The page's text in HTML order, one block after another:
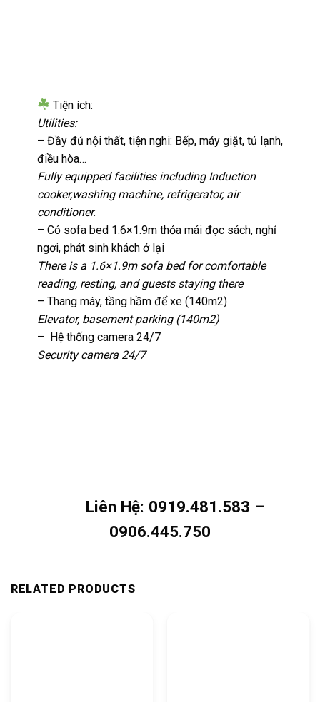
Tiện ích:
Utilities:
– Đầy đủ nội thất, tiện nghi: Bếp, máy giặt, tủ lạnh,
điều hòa…
Fully equipped facilities including Induction
cooker,washing machine, refrigerator, air
conditioner.
– Có sofa bed 1.6×1.9m thỏa mái đọc sách, nghỉ
ngơi, phát sinh khách ở lại
There is a 1.6×1.9m sofa bed for comfortable
reading, resting, and guests staying there
– Thang máy, tầng hầm để xe (140m2)
Elevator, basement parking (140m2)
– Hệ thống camera 24/7
Security camera 24/7
Liên Hệ: 0919.481.583 –
0906.445.750
RELATED PRODUCTS